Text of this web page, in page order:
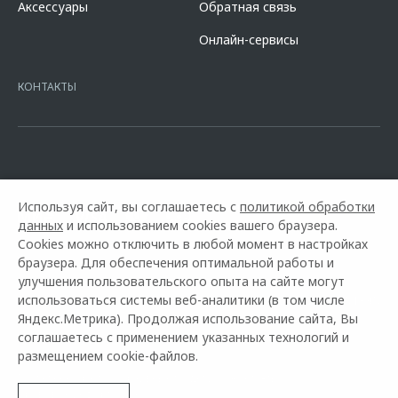
кредита в разделе «Кредит на покупку автомобиля у дилера» на
Кредит предоставляет АО Альфа-Банк. ИНН
16.01.2015. Предложение ограничено и не является публичной
Аксессуары
Обратная связь
Онлайн-сервисы
КОНТАКТЫ
Горячая линия OMODA: +7 (4722) 40-01-90
© 2026 Тринити Моторс
Используя сайт, вы соглашаетесь с политикой обработки
данных и использованием cookies вашего браузера.
Cookies можно отключить в любой момент в настройках
браузера. Для обеспечения оптимальной работы и
улучшения пользовательского опыта на сайте могут
использоваться системы веб-аналитики (в том числе
Яндекс.Метрика). Продолжая использование сайта, Вы
соглашаетесь с применением указанных технологий и
размещением cookie-файлов.